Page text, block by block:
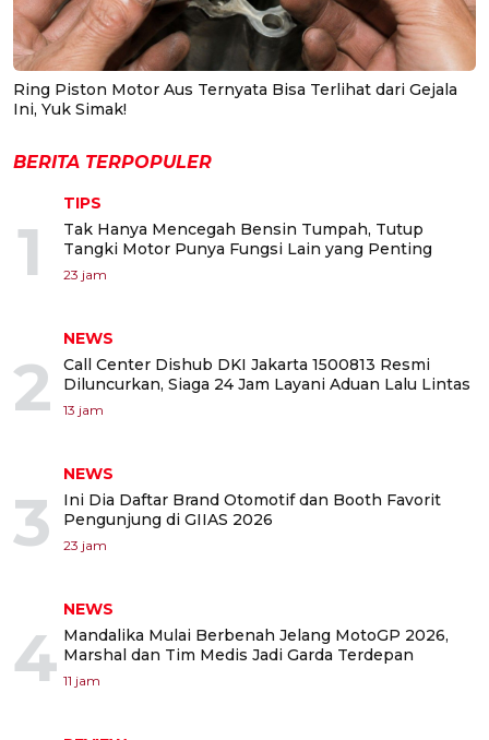
Ring Piston Motor Aus Ternyata Bisa Terlihat dari Gejala
Ini, Yuk Simak!
BERITA TERPOPULER
1
TIPS
Tak Hanya Mencegah Bensin Tumpah, Tutup
Tangki Motor Punya Fungsi Lain yang Penting
23 jam
2
NEWS
Call Center Dishub DKI Jakarta 1500813 Resmi
Diluncurkan, Siaga 24 Jam Layani Aduan Lalu Lintas
13 jam
3
NEWS
Ini Dia Daftar Brand Otomotif dan Booth Favorit
Pengunjung di GIIAS 2026
23 jam
4
NEWS
Mandalika Mulai Berbenah Jelang MotoGP 2026,
Marshal dan Tim Medis Jadi Garda Terdepan
11 jam